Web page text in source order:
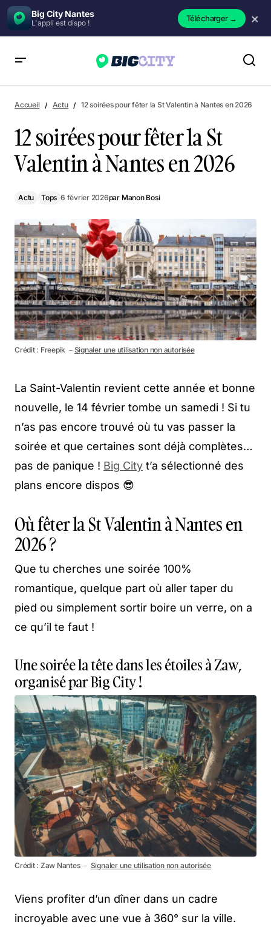
Big City Nantes
L'appli est dispo ! Télécharger→ ×
Accueil Actu 12 soirées pour fêter la St Valentin à Nantes en 2026
12 soirées pour fêter la St
Valentin à Nantes en 2026
Actu Tops 6 février 2026par Manon Bosi
Crédit : Freepik － Signaler une utilisation non autorisée
La Saint-Valentin revient cette année et bonne
nouvelle, le 14 février tombe un samedi ! Si tu
n’as pas encore trouvé où tu vas passer la
soirée et que certaines sont déjà complètes…
pas de panique ! Big City t’a sélectionné des
plans encore dispos 😎
Où fêter la St Valentin à Nantes en
2026 ?
Que tu cherches une soirée 100%
romantique, quelque part où aller taper du
pied ou simplement sortir boire un verre, on a
ce qu’il te faut !
Une soirée la tête dans les étoiles à Zaw,
organisé par Big City !
Crédit : Zaw Nantes － Signaler une utilisation non autorisée
Viens profiter d’un dîner dans un cadre
incroyable avec une vue à 360° sur la ville.